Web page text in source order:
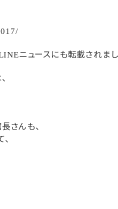
ニュースにも転載されま
さんも、